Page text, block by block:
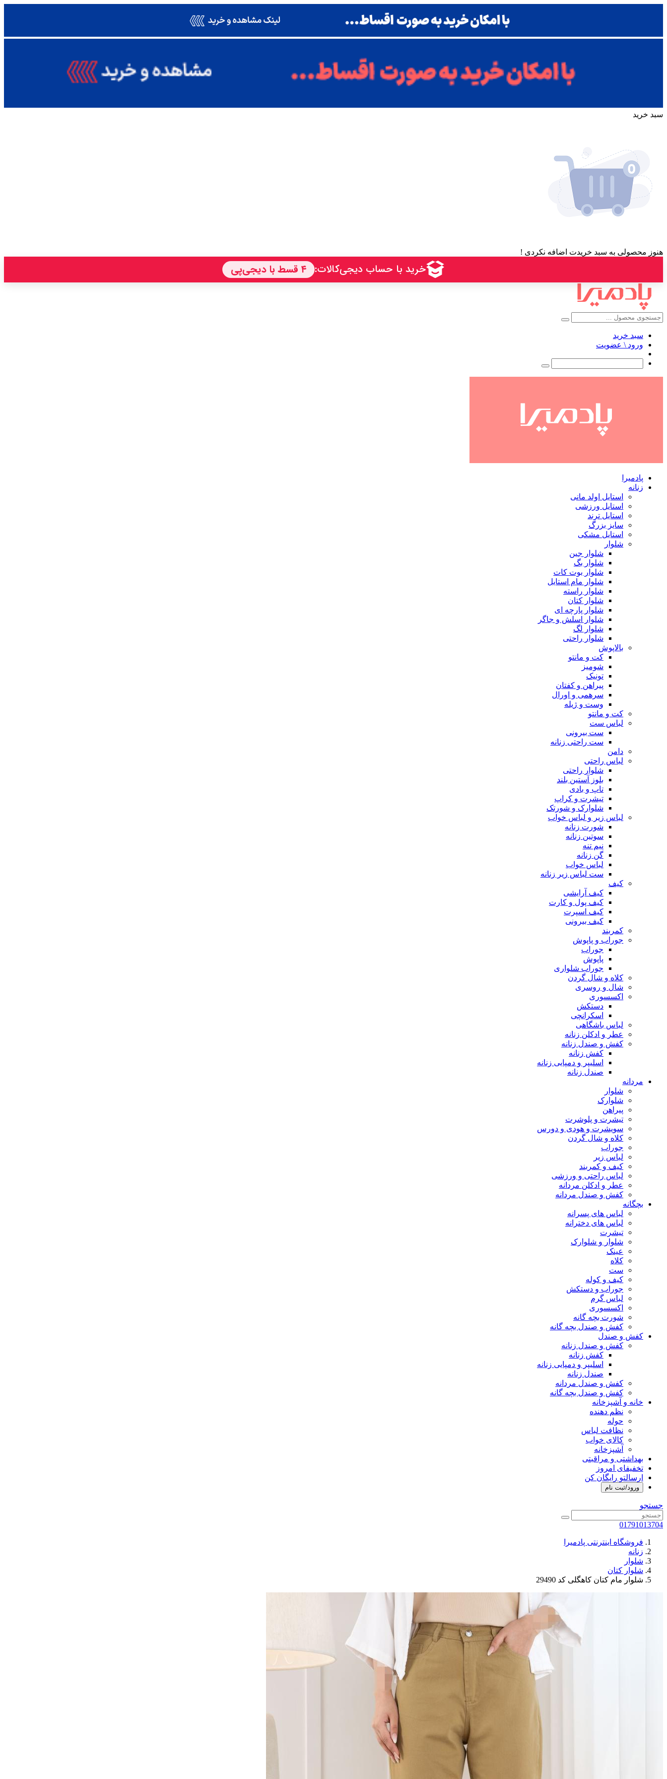
سبد خرید
هنوز محصولی به سبد خریدت اضافه نکردی !
سبد خرید
ورود \ عضویت
پادمیرا
زنانه
استایل اولد مانی
استایل ورزشی
استایل ترند
سایز بزرگ
استایل مشکی
شلوار
شلوار جین
شلوار بگ
شلوار بوت کات
شلوار مام استایل
شلوار راسته
شلوار کتان
شلوار پارچه ای
شلوار اسلش و جاگر
شلوار لگ
شلوار راحتی
بالاپوش
کت و مانتو
شومیز
تونیک
پیراهن و کفتان
سرهمی و اورال
وست و ژیله
کت و مانتو
لباس ست
ست بیرونی
ست راحتی زنانه
دامن
لباس راحتی
شلوار راحتی
بلوز آستین بلند
تاپ و بادی
تیشرت و کراپ
شلوارک و شورتک
لباس زیر و لباس خواب
شورت زنانه
سوتین زنانه
نیم تنه
گن زنانه
لباس خواب
ست لباس زیر زنانه
کیف
کیف آرایشی
کیف پول و کارت
کیف اسپرت
کیف بیرونی
کمربند
جوراب و پاپوش
جوراب
پاپوش
جوراب شلواری
کلاه و شال گردن
شال و روسری
اکسسوری
دستکش
اسکرانچی
لباس باشگاهی
عطر و ادکلن زنانه
کفش و صندل زنانه
کفش زنانه
اسلیپر و دمپایی زنانه
صندل زنانه
مردانه
شلوار
شلوارک
پیراهن
تیشرت و پلوشرت
سویشرت و هودی و دورس
کلاه و شال گردن
جوراب
لباس زیر
کیف و کمربند
لباس راحتی و ورزشی
عطر و ادکلن مردانه
کفش و صندل مردانه
بچگانه
لباس های پسرانه
لباس های دخترانه
تیشرت
شلوار و شلوارک
عینک
کلاه
ست
کیف و کوله
جوراب و دستکش
لباس گرم
اکسسوری
شورت بچه گانه
کفش و صندل بچه گانه
کفش و صندل
کفش و صندل زنانه
کفش زنانه
اسلیپر و دمپایی زنانه
صندل زنانه
کفش و صندل مردانه
کفش و صندل بچه گانه
خانه و آشپزخانه
نظم دهنده
حوله
نظافت لباس
کالای خواب
آشپزخانه
بهداشتی و مراقبتی
تخفیفای امروز
ارسالتو رایگان کن
ورود/ثبت نام
جستجو
01791013704
فروشگاه اینترنتی پادمیرا
زنانه
شلوار
شلوار کتان
شلوار مام کتان کاهگلی کد 29490